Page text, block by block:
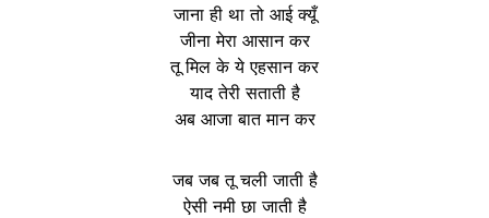
जाना ही था तो आई क्यूँ
जीना मेरा आसान कर
तू मिल के ये एहसान कर
याद तेरी सताती है
अब आजा बात मान कर
जब जब तू चली जाती है
ऐसी नमी छा जाती है